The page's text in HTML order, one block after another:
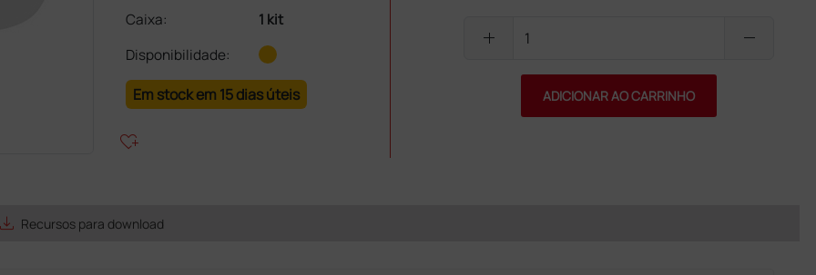
Caixa:
1 kit
Disponibilidade:
Em stock em 15 dias úteis
heart_plus
add remove
ADICIONAR AO CARRINHO
save_alt Recursos para download